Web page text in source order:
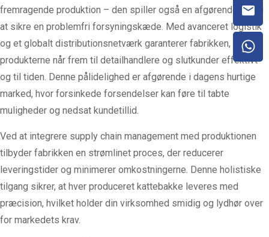
fremragende produktion – den spiller også en afgørende rolle i
at sikre en problemfri forsyningskæde. Med avanceret logistik
og et globalt distributionsnetværk garanterer fabrikken, at
produkterne når frem til detailhandlere og slutkunder effektivt
og til tiden. Denne pålidelighed er afgørende i dagens hurtige
marked, hvor forsinkede forsendelser kan føre til tabte
muligheder og nedsat kundetillid.
Ved at integrere supply chain management med produktionen
tilbyder fabrikken en strømlinet proces, der reducerer
leveringstider og minimerer omkostningerne. Denne holistiske
tilgang sikrer, at hver produceret kattebakke leveres med
præcision, hvilket holder din virksomhed smidig og lydhør over
for markedets krav.